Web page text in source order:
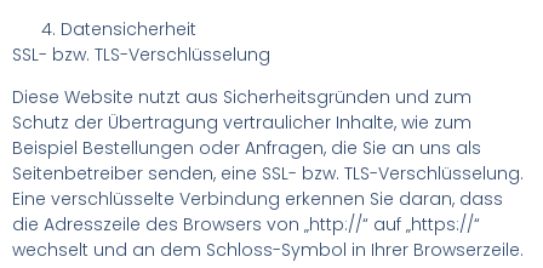
Datensicherheit
SSL- bzw. TLS-Verschlüsselung
Diese Website nutzt aus Sicherheitsgründen und zum
Schutz der Übertragung vertraulicher Inhalte, wie zum
Beispiel Bestellungen oder Anfragen, die Sie an uns als
Seitenbetreiber senden, eine SSL- bzw. TLS-Verschlüsselung.
Eine verschlüsselte Verbindung erkennen Sie daran, dass
die Adresszeile des Browsers von „http://“ auf „https://“
wechselt und an dem Schloss-Symbol in Ihrer Browserzeile.